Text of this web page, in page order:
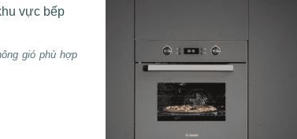
vực bếp
gió phù hợp